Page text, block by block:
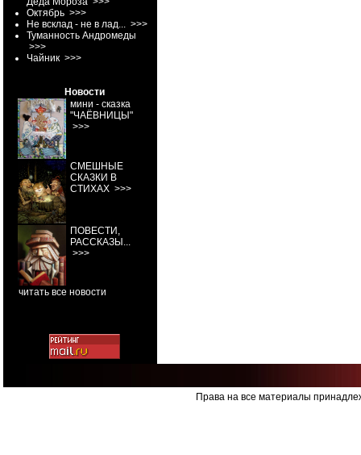
Октябрь >>>
Не всклад - не в лад... >>>
Туманность Андромеды
>>>
Чайник >>>
Новости
мини - сказка
"ЧАЁВНИЦЫ"
>>>
СМЕШНЫЕ
СКАЗКИ В
СТИХАХ >>>
ПОВЕСТИ,
РАССКАЗЫ...
>>>
читать все новости
Права на все материалы